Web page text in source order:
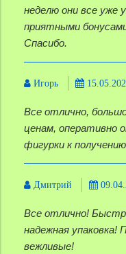
неделю они все уже
приятными
Спасибо.
Игорь
Все отлично,
ценам, оперативно
фигурки к
Дмитрий
Все отлично!
надежная
вежливые!